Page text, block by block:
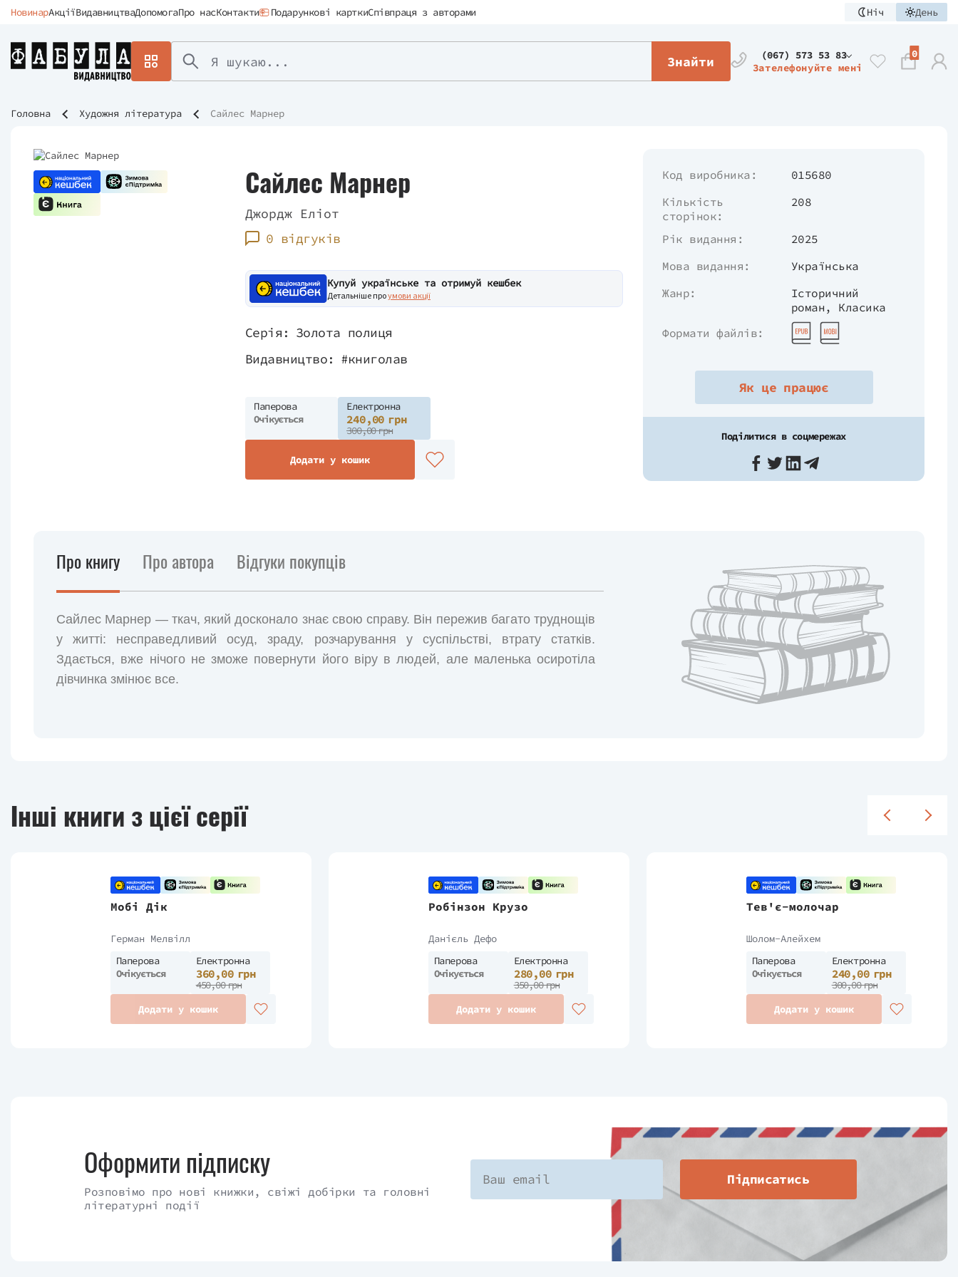
НовинарАкціїВидавництваДопомогаПро насКонтакти Подарункові карткиСпівпраця з авторами Ніч День
Знайти
(067) 573 53 83
Зателефонуйте мені
0
Головна Художня література Сайлес Марнер
Сайлес Марнер
Джордж Еліот
0 відгуків
Купуй українське та отримуй кешбек
Детальніше проумови акції
Серія: Золота полиця
Видавництво: #книголав
Паперова
Очікується
Електронна
240,00 грн
300,00 грн
Додати у кошик
Код виробника:
015680
Кількість
сторінок:
208
Рік видання:
2025
Мова видання:
Українська
Жанр:
Історичний
роман , Класика
Формати файлiв:
Як це працює
Поділитися в соцмережах
Про книгу Про автора Відгуки покупців
Сайлес Марнер — ткач, який досконало знає свою справу. Він пережив багато труднощів
у житті: несправедливий осуд, зраду, розчарування у суспільстві, втрату статків.
Здається, вже нічого не зможе повернути його віру в людей, але маленька осиротіла
дівчинка змінює все.
Інші книги з цієї серії
Мобі Дік
Герман Мелвілл
Паперова
Очікується
Електронна
360,00 грн
450,00 грн
Додати у кошик
Робінзон Крузо
Данієль Дефо
Паперова
Очікується
Електронна
280,00 грн
350,00 грн
Додати у кошик
Тев'є-молочар
Шолом-Алейхем
Паперова
Очікується
Електронна
240,00 грн
300,00 грн
Додати у кошик
Оформити підписку
Розповімо про нові книжки, свіжі добірки та головні
літературні події
Підписатись